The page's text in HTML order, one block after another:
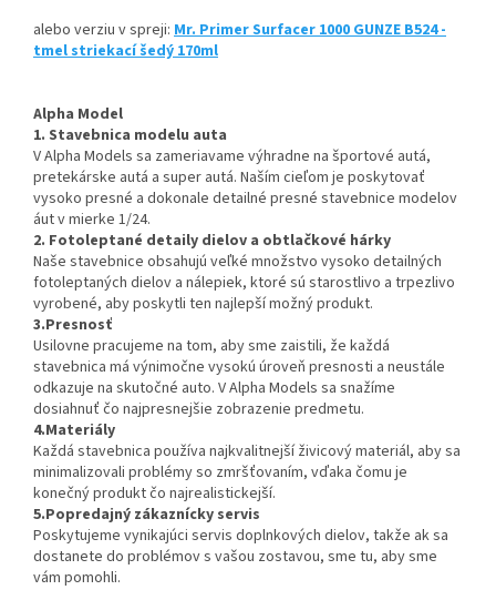
alebo verziu v spreji: Mr. Primer Surfacer 1000 GUNZE B524 -
tmel striekací šedý 170ml
Alpha Model
1. Stavebnica modelu auta
V Alpha Models sa zameriavame výhradne na športové autá,
pretekárske autá a super autá. Naším cieľom je poskytovať
vysoko presné a dokonale detailné presné stavebnice modelov
áut v mierke 1/24.
2. Fotoleptané detaily dielov a obtlačkové hárky
Naše stavebnice obsahujú veľké množstvo vysoko detailných
fotoleptaných dielov a nálepiek, ktoré sú starostlivo a trpezlivo
vyrobené, aby poskytli ten najlepší možný produkt.
3.Presnosť
Usilovne pracujeme na tom, aby sme zaistili, že každá
stavebnica má výnimočne vysokú úroveň presnosti a neustále
odkazuje na skutočné auto. V Alpha Models sa snažíme
dosiahnuť čo najpresnejšie zobrazenie predmetu.
4.Materiály
Každá stavebnica používa najkvalitnejší živicový materiál, aby sa
minimalizovali problémy so zmršťovaním, vďaka čomu je
konečný produkt čo najrealistickejší.
5.Popredajný zákaznícky servis
Poskytujeme vynikajúci servis doplnkových dielov, takže ak sa
dostanete do problémov s vašou zostavou, sme tu, aby sme
vám pomohli.